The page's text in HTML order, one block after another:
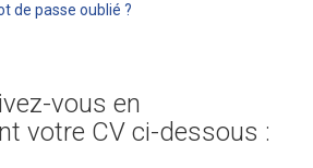
de passe oublié ?
vous en
votre CV ci-dessous :